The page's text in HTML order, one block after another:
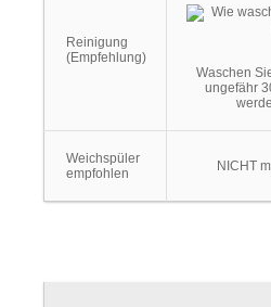
Reinigung
(Empfehlung)
Waschen
ungefähr
Weichspüler
empfohlen
NICHT